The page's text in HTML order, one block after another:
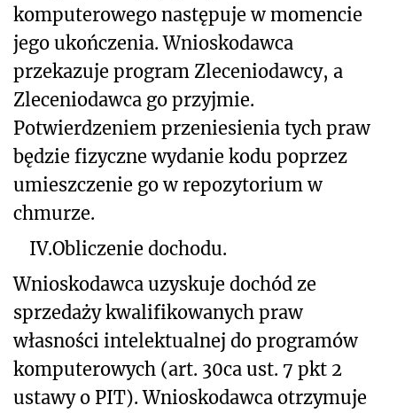
komputerowego następuje w momencie
jego ukończenia. Wnioskodawca
przekazuje program Zleceniodawcy, a
Zleceniodawca go przyjmie.
Potwierdzeniem przeniesienia tych praw
będzie fizyczne wydanie kodu poprzez
umieszczenie go w repozytorium w
chmurze.
IV.Obliczenie dochodu.
Wnioskodawca uzyskuje dochód ze
sprzedaży kwalifikowanych praw
własności intelektualnej do programów
komputerowych (art. 30ca ust. 7 pkt 2
ustawy o PIT). Wnioskodawca otrzymuje